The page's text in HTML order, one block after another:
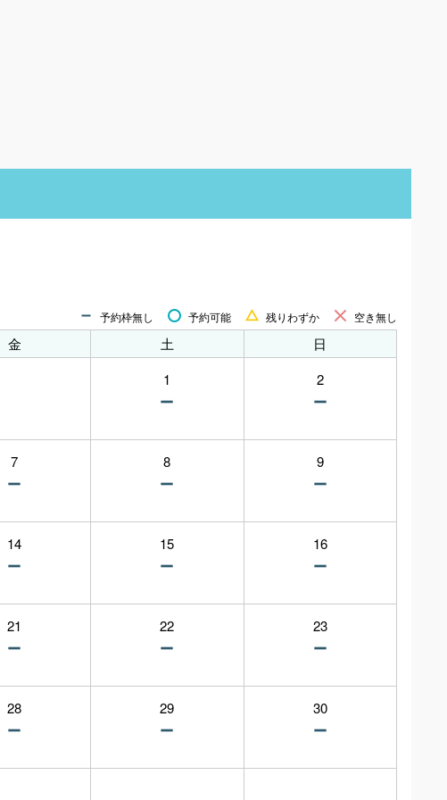
予約枠無し 予約可能 残りわずか 空き無し
金 土
日
1
2
7 8 9
14 15 16
21 22 23
28 29 30